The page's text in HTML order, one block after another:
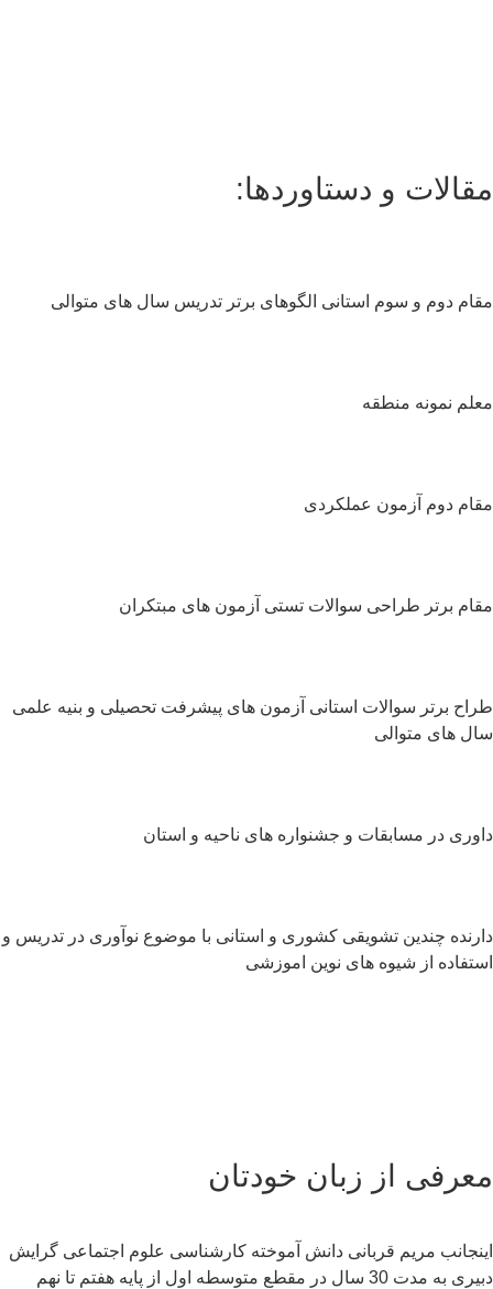
و دستاوردها:
دوم و سوم استانی الگوهای برتر تدریس سال های متوالی
نمونه منطقه
دوم آزمون عملکردی
برتر طراحی سوالات تستی آزمون های مبتکران
برتر سوالات استانی آزمون های پیشرفت تحصیلی و بنیه علمی
های متوالی
در مسابقات و جشنواره های ناحیه و استان
چندین تشویقی کشوری و استانی با موضوع نوآوری در تدریس و
از شیوه های نوین اموزشی
از زبان خودتان
مریم قربانی دانش آموخته کارشناسی علوم اجتماعی گرایش
دبیری به مدت 30 سال در مقطع متوسطه اول از پایه هفتم تا نهم
چطور میتونم کمکتون کنم؟